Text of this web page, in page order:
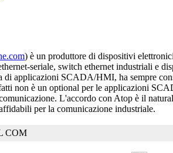
) è un produttore di dispositivi
seriale, switch ethernet industriali e
di applicazioni SCADA/HMI, ha sempre
non è un optional per le applicazioni
L'accordo con Atop è il
per la comunicazione industriale.
COM